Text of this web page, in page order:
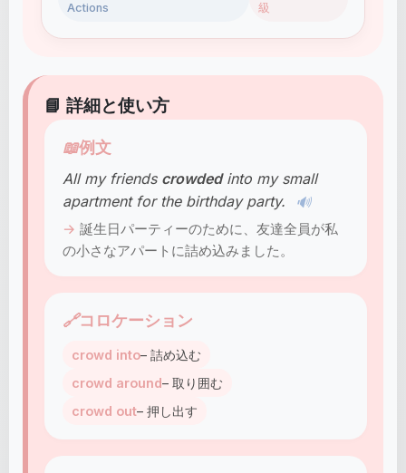
Actions
級
📘 詳細と使い方
📖例文
All my friends crowdedinto my small
apartment for the birthday party.
🔊
誕生日パーティーのために、友達全員が私
の小さなアパートに詰め込みました。
🔗コロケーション
crowd into– 詰め込む
crowd around– 取り囲む
crowd out– 押し出す